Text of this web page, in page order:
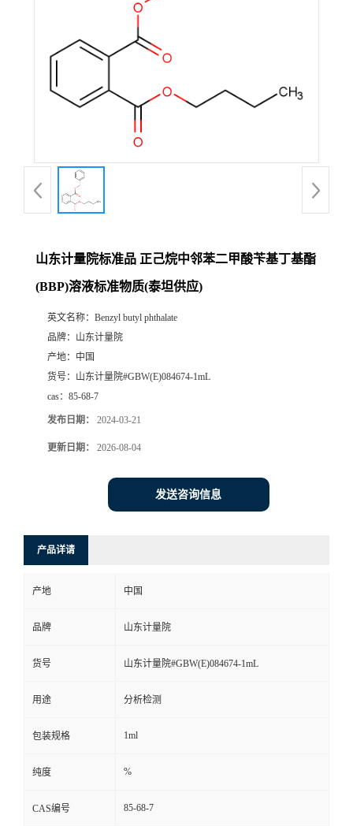
山东计量院标准品 正己烷中邻苯二甲酸苄基丁基酯
(BBP)溶液标准物质(泰坦供应)
英文名称： Benzyl butyl phthalate
品牌： 山东计量院
产地： 中国
货号： 山东计量院#GBW(E)084674-1mL
cas： 85-68-7
发布日期： 2024-03-21
更新日期： 2026-08-04
发送咨询信息
产品详请
产地 中国
品牌 山东计量院
货号 山东计量院#GBW(E)084674-1mL
用途 分析检测
包装规格 1ml
纯度 %
CAS编号 85-68-7